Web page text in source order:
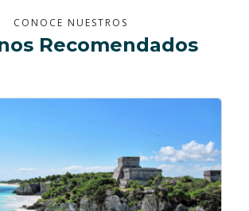
CONOCE NUESTROS
Recomendados
¿QUÉ HACER?
sus majestuosos sitios
arqueológicos.
a sus parques naturales y